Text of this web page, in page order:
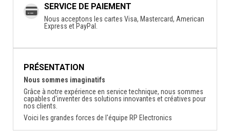
SERVICE DE PAIEMENT
Nous acceptons les cartes Visa, Mastercard, American
Express et PayPal.
PRÉSENTATION
Nous sommes imaginatifs
Grâce à notre expérience en service technique, nous sommes
capables d'inventer des solutions innovantes et créatives pour
nos clients.
Voici les grandes forces de l'équipe RP Electronics